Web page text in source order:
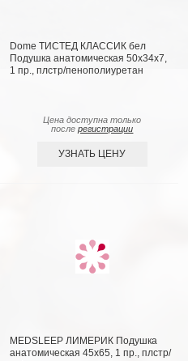
Dome ТИСТЕД КЛАССИК бел
Подушка анатомическая 50х34х7,
1 пр., плстр/пенополиуретан
Цена доступна только
послерегистрации
УЗНАТЬ ЦЕНУ
MEDSLEEP ЛИМЕРИК Подушка
анатомическая 45х65, 1 пр., плстр/